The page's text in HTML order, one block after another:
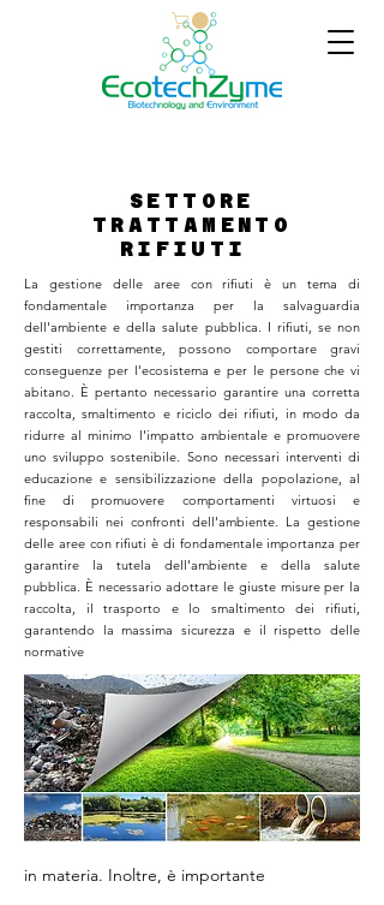
SETTORE
TRATTAMENTO
RIFIUTI
La gestione delle aree con rifiuti è un tema di
fondamentale importanza per la salvaguardia
dell'ambiente e della salute pubblica. I rifiuti, se non
gestiti correttamente, possono comportare gravi
conseguenze per l'ecosistema e per le persone che vi
abitano. È pertanto necessario garantire una corretta
raccolta, smaltimento e riciclo dei rifiuti, in modo da
ridurre al minimo l'impatto ambientale e promuovere
uno sviluppo sostenibile. Sono necessari interventi di
educazione e sensibilizzazione della popolazione, al
fine di promuovere comportamenti virtuosi e
responsabili nei confronti dell'ambiente. La gestione
delle aree con rifiuti è di fondamentale importanza per
garantire la tutela dell'ambiente e della salute
pubblica. È necessario adottare le giuste misure per la
raccolta, il trasporto e lo smaltimento dei rifiuti,
garantendo la massima sicurezza e il rispetto delle
normative
in materia. Inoltre, è importante